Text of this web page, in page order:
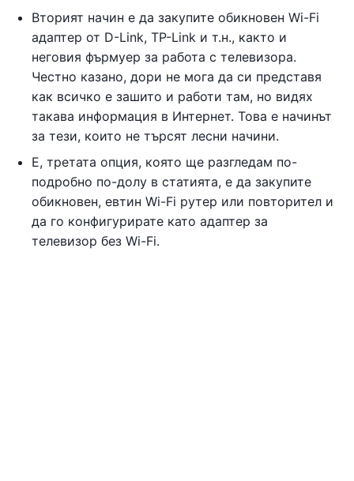
Вторият начин е да закупите обикновен Wi-Fi
адаптер от D-Link, TP-Link и т.н., както и
неговия фърмуер за работа с телевизора.
Честно казано, дори не мога да си представя
как всичко е зашито и работи там, но видях
такава информация в Интернет. Това е начинът
за тези, които не търсят лесни начини.
Е, третата опция, която ще разгледам по-
подробно по-долу в статията, е да закупите
обикновен, евтин Wi-Fi рутер или повторител и
да го конфигурирате като адаптер за
телевизор без Wi-Fi.